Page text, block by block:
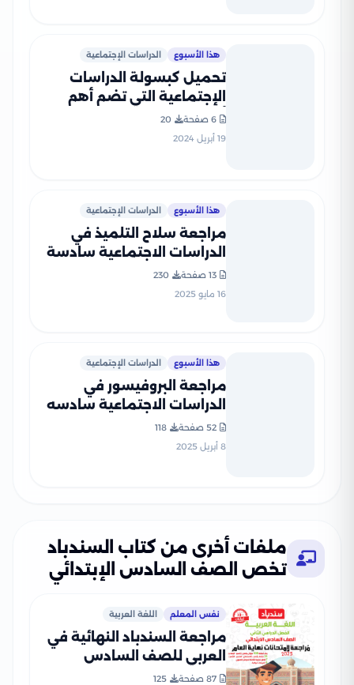
هذا الأسبوع الدراسات الإجتماعية
تحميل كبسولة الدراسات
الإجتماعية التي تضم أهم
أسئلة بم تفسر لمادة
الدراسات الاجتماعية سادسة
6 صفحة
20
19 أبريل 2024
هذا الأسبوع الدراسات الإجتماعية
مراجعة سلاح التلميذ في
الدراسات الاجتماعية سادسة
بالاجابات
13 صفحة
230
16 مايو 2025
هذا الأسبوع الدراسات الإجتماعية
مراجعة البروفيسور في
الدراسات الاجتماعية سادسه
ابتدائي ترم ثاني علي مقرر
مارس وأبريل بصيغة PDF
52 صفحة
118
8 أبريل 2025
ملفات أخرى من كتاب السندباد
تخص الصف السادس الإبتدائي
نفس المعلم اللغة العربية
مراجعة السندباد النهائية في
العربي للصف السادس
الابتدائي PDF
87 صفحة
125